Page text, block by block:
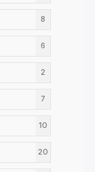
8
6
2
7
10
20